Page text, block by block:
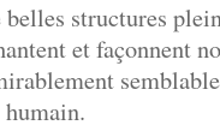
structures
et façonnent